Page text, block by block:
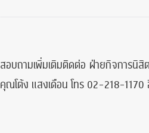
สอบถามเพิ่มเติมติิดต่อ ฝ่ายกิจการนิสิต
คุณโต้ง แสงเดือน โทร 02-218-1170